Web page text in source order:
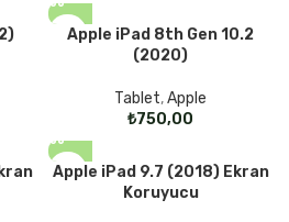
Apple iPad 8th Gen 10.2
(2020)
Tablet,Apple
₺
Apple iPad 9.7 (2018) Ekran
Koruyucu